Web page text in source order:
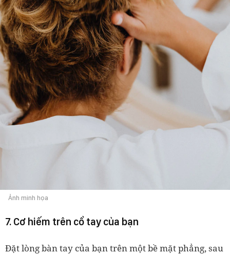
Ảnh minh họa
7. Cơ hiếm trên cổ tay của bạn
Đặt lòng bàn tay của bạn trên một bề mặt phẳng, sau